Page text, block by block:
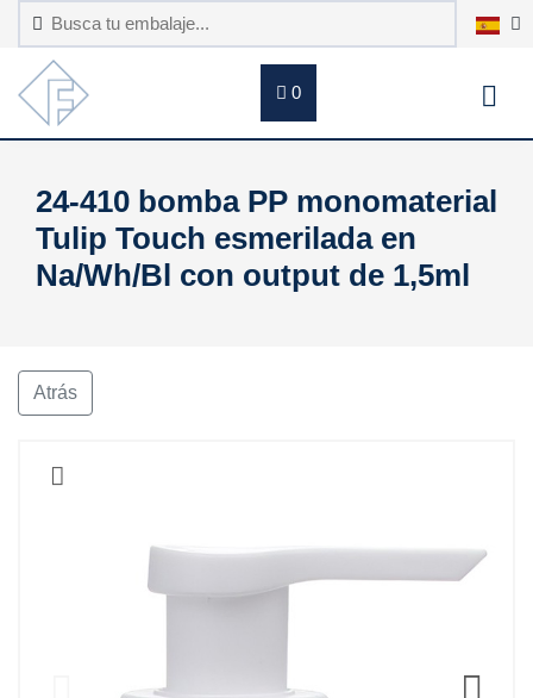
0
24-410 bomba PP monomaterial
Tulip Touch esmerilada en
Na/Wh/Bl con output de 1,5ml
Atrás